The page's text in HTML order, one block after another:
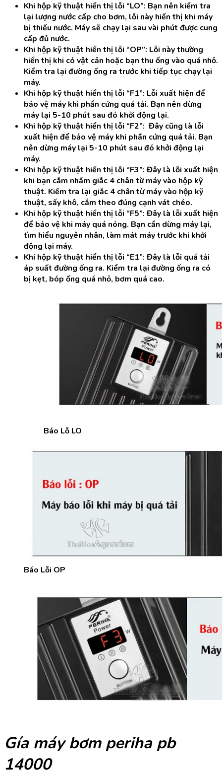
Khi hộp kỹ thuật hiển thị lỗi “LO”: Bạn nên kiểm tra
lại lượng nước cấp cho bơm, lỗi này hiển thị khi máy
bị thiếu nước. Máy sẽ chạy lại sau vài phút được cung
cấp đủ nước.
Khi hộp kỹ thuật hiển thị lỗi “OP”: Lỗi này thường
hiển thị khi có vật cản hoặc bạn thu ống vào quá nhỏ.
Kiểm tra lại đường ống ra trước khi tiếp tục chạy lại
máy.
Khi hộp kỹ thuật hiển thị lỗi “F1”: Lỗi xuất hiện để
bảo vệ máy khi phần cứng quá tải. Bạn nên dừng
máy lại 5-10 phút sau đó khởi động lại.
Khi hộp kỹ thuật hiển thị lỗi “F2”: Đây cũng là lỗi
xuất hiện để bảo vệ máy khi phần cứng quá tải. Bạn
nên dừng máy lại 5-10 phút sau đó khởi động lại
máy.
Khi hộp kỹ thuật hiển thị lỗi “F3”: Đây là lỗi xuất hiện
khi bạn cắm nhầm giắc 4 chân từ máy vào hộp kỹ
thuật. Kiểm tra lại giắc 4 chân từ máy vào hộp kỹ
thuật, sấy khô, cắm theo đúng cạnh vát chéo.
Khi hộp kỹ thuật hiển thị lỗi “F5”: Đây là lỗi xuất hiện
để bảo vệ khi máy quá nóng. Bạn cần dừng máy lại,
tìm hiểu nguyên nhân, làm mát máy trước khi khởi
động lại máy.
Khi hộp kỹ thuật hiển thị lỗi “E1”: Đây là lỗi quá tải
áp suất đường ống ra. Kiểm tra lại đường ống ra có
bị kẹt, bóp ống quá nhỏ, bơm quá cao.
Báo Lỗ LO
Báo Lỗi OP
Gía máy bơm periha pb
14000